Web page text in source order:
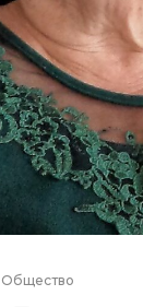
Общество